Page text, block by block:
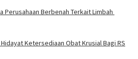
Perusahaan Berbenah Terkait Limbah
Ketersediaan Obat Krusial Bagi RS